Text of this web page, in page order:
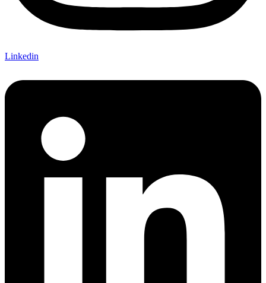
Linkedin